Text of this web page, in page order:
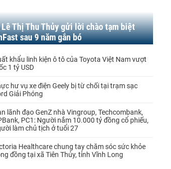
Lê Thị Thu Thủy gửi lời chào tạm biệt
sau 9 năm gắn bó
khẩu linh kiện ô tô của Toyota Việt Nam vượt
1 tỷ USD
hư vụ xe điện Geely bị từ chối tại trạm sạc
Giải Phóng
lãnh đạo GenZ nhà Vingroup, Techcombank,
PC1: Người nắm 10.000 tỷ đồng cổ phiếu,
làm chủ tịch ở tuổi 27
Healthcare chung tay chăm sóc sức khỏe
đồng tại xã Tiên Thủy, tỉnh Vĩnh Long